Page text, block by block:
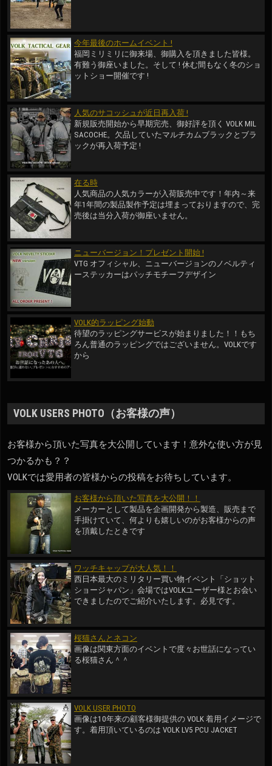
今年最後のホームイベント !
福岡ミリミリに御来場、御購入を頂きました皆様。
有難う御座いました。そして ! 休む間もなく冬のショ
ットショー開催です !
人気のサコッシュが近日再入荷 !
新規販売開始から早期完売、御好評を頂く VOLK MIL
SACOCHE。欠品していたマルチカムブラックとブラ
ックが再入荷予定 !
在る時
人気商品の人気カラーが入荷販売中です！年内～来
年1年間の製品製作予定は埋まっておりますので、完
売後は当分入荷が御座いません。
ニューバージョン！プレゼント開始 !
VTG オフィシャル、ニューバージョンのノベルティ
ーステッカーはパッチモチーフデザイン
VOLK的ラッピング始動
待望のラッピングサービスが始まりました！！もち
ろん普通のラッピングではございません。VOLKです
から
VOLK USERS PHOTO（お客様の声）
お客様から頂いた写真を大公開しています！意外な使い方が見
つかるかも？？
VOLKでは愛用者の皆様からの投稿をお待ちしています。
お客様から頂いた写真を大公開！！
メーカーとして製品を企画開発から製造、販売まで
手掛けていて、何よりも嬉しいのがお客様からの声
を頂戴したときです
ワッチキャップが大人気！！
西日本最大のミリタリー買い物イベント「ショット
ショージャパン」会場ではVOLKユーザー様とお会い
できましたのでご紹介いたします。必見です。
桜猫さんとネコン
画像は関東方面のイベントで度々お世話になってい
る桜猫さん＾＾
VOLK USER PHOTO
画像は10年来の顧客様御提供の VOLK 着用イメージで
す。着用頂いているのは VOLK LV5 PCU JACKET